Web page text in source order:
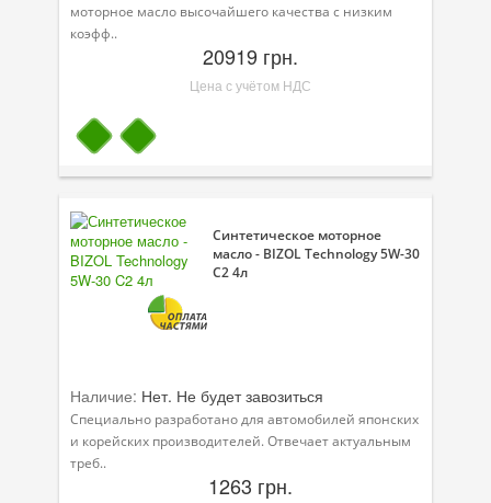
Профи-серия
Уход за кондиционером
Специальные программы
Велосипедная программа
Масла для лодочных моторов
Моторное масло для мотоцикла
Оружейное масло
Промышленная программа
Технологические жидкости
Зимняя программа
моторное масло высочайшего качества с низким
коэфф..
20919 грн.
Цена с учётом НДС
Синтетическое моторное
масло - BIZOL Technology 5W-30
C2 4л
Наличие: Нет. Не будет завозиться
Специально разработано для автомобилей японских
и корейских производителей. Отвечает актуальным
треб..
1263 грн.